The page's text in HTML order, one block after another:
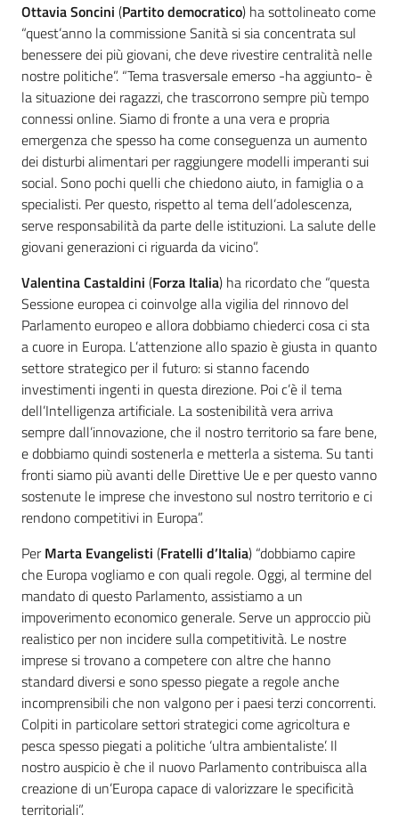
Ottavia Soncini (Partito democratico) ha sottolineato come
“quest’anno la commissione Sanità si sia concentrata sul
benessere dei più giovani, che deve rivestire centralità nelle
nostre politiche”. “Tema trasversale emerso -ha aggiunto- è
la situazione dei ragazzi, che trascorrono sempre più tempo
connessi online. Siamo di fronte a una vera e propria
emergenza che spesso ha come conseguenza un aumento
dei disturbi alimentari per raggiungere modelli imperanti sui
social. Sono pochi quelli che chiedono aiuto, in famiglia o a
specialisti. Per questo, rispetto al tema dell’adolescenza,
serve responsabilità da parte delle istituzioni. La salute delle
giovani generazioni ci riguarda da vicino”.
Valentina Castaldini (Forza Italia) ha ricordato che “questa
Sessione europea ci coinvolge alla vigilia del rinnovo del
Parlamento europeo e allora dobbiamo chiederci cosa ci sta
a cuore in Europa. L’attenzione allo spazio è giusta in quanto
settore strategico per il futuro: si stanno facendo
investimenti ingenti in questa direzione. Poi c’è il tema
dell’Intelligenza artificiale. La sostenibilità vera arriva
sempre dall’innovazione, che il nostro territorio sa fare bene,
e dobbiamo quindi sostenerla e metterla a sistema. Su tanti
fronti siamo più avanti delle Direttive Ue e per questo vanno
sostenute le imprese che investono sul nostro territorio e ci
rendono competitivi in Europa”.
PerMarta Evangelisti (Fratelli d’Italia) “dobbiamo capire
che Europa vogliamo e con quali regole. Oggi, al termine del
mandato di questo Parlamento, assistiamo a un
impoverimento economico generale. Serve un approccio più
realistico per non incidere sulla competitività. Le nostre
imprese si trovano a competere con altre che hanno
standard diversi e sono spesso piegate a regole anche
incomprensibili che non valgono per i paesi terzi concorrenti.
Colpiti in particolare settori strategici come agricoltura e
pesca spesso piegati a politiche ‘ultra ambientaliste’. Il
nostro auspicio è che il nuovo Parlamento contribuisca alla
creazione di un’Europa capace di valorizzare le specificità
territoriali”.